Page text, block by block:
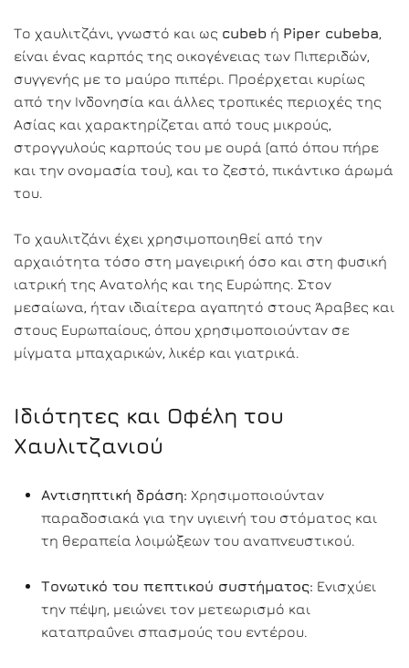
Το χαυλιτζάνι, γνωστό και ως cubeb ή Piper cubeba,
είναι ένας καρπός της οικογένειας των Πιπεριδών,
συγγενής με το μαύρο πιπέρι. Προέρχεται κυρίως
από την Ινδονησία και άλλες τροπικές περιοχές της
Ασίας και χαρακτηρίζεται από τους μικρούς,
στρογγυλούς καρπούς του με ουρά (από όπου πήρε
και την ονομασία του), και το ζεστό, πικάντικο άρωμά
του.
Το χαυλιτζάνι έχει χρησιμοποιηθεί από την
αρχαιότητα τόσο στη μαγειρική όσο και στη φυσική
ιατρική της Ανατολής και της Ευρώπης. Στον
μεσαίωνα, ήταν ιδιαίτερα αγαπητό στους Άραβες και
στους Ευρωπαίους, όπου χρησιμοποιούνταν σε
μίγματα μπαχαρικών, λικέρ και γιατρικά.
Ιδιότητες και Οφέλη του
Χαυλιτζανιού
Αντισηπτική δράση: Χρησιμοποιούνταν
παραδοσιακά για την υγιεινή του στόματος και
τη θεραπεία λοιμώξεων του αναπνευστικού.
Τονωτικό του πεπτικού συστήματος: Ενισχύει
την πέψη, μειώνει τον μετεωρισμό και
καταπραΰνει σπασμούς του εντέρου.